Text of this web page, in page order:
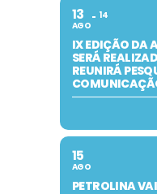
13
AGO
14
IX EDIÇÃO DA
SERÁ
REUNIRÁ
15
AGO
PETROLINA